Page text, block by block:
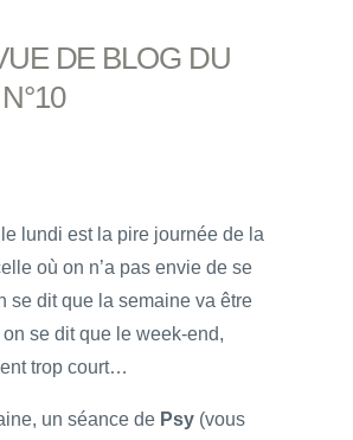
DE BLOG DU
lundi est la pire journée de la
où on n’a pas envie de se
se dit que la semaine va être
on se dit que le week-end,
trop court…
un séance de Psy (vous